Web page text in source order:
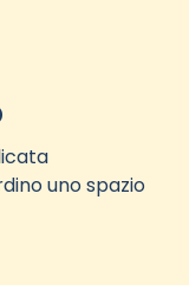
uno spazio